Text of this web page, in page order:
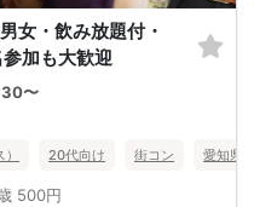
女・飲み放題付・
加も大歓迎
〜
20代向け 街コン 愛知県
500円